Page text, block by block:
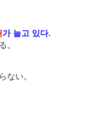
가 늘고 있다.
。
ない。